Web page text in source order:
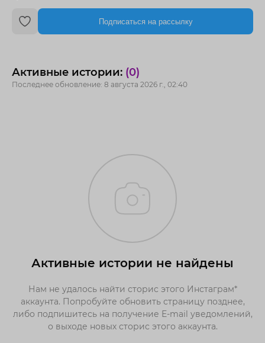
Подписаться на рассылку
Активные истории: (0)
Последнее обновление: 8 августа 2026 г., 02:40
Активные истории не найдены
Нам не удалось найти сторис этого Инстаграм*
аккаунта. Попробуйте обновить страницу позднее,
либо подпишитесь на получение E-mail уведомлений,
о выходе новых сторис этого аккаунта.